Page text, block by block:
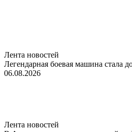
Лента новостей
Легендарная боевая машина стала
06.08.2026
Лента новостей